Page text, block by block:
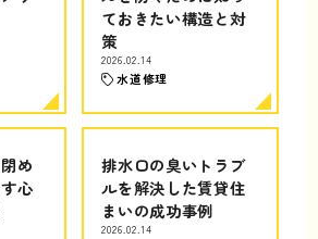
ておきたい構造と対
策
2026.02.14
水道修理
め
心
排水口の臭いトラブ
ルを解決した賃貸住
まいの成功事例
2026.02.14